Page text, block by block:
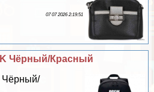
07 07 2026 2:19:51
Чёрный/Красный
Чёрный/